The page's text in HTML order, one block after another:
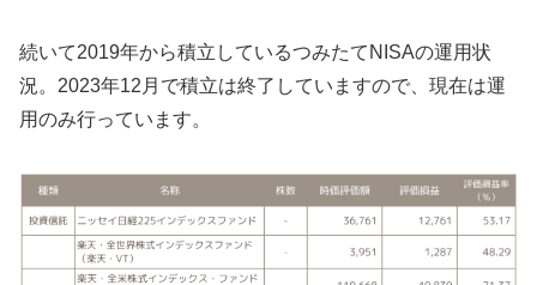
続いて2019年から積立しているつみたてNISAの運用状
況。2023年12月で積立は終了していますので、現在は運
用のみ行っています。